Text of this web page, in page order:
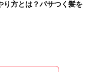
り方とは？パサつく髪を